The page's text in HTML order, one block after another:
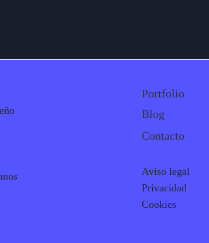
Portfolio
Blog
Contacto
Aviso legal
Privacidad
Cookies